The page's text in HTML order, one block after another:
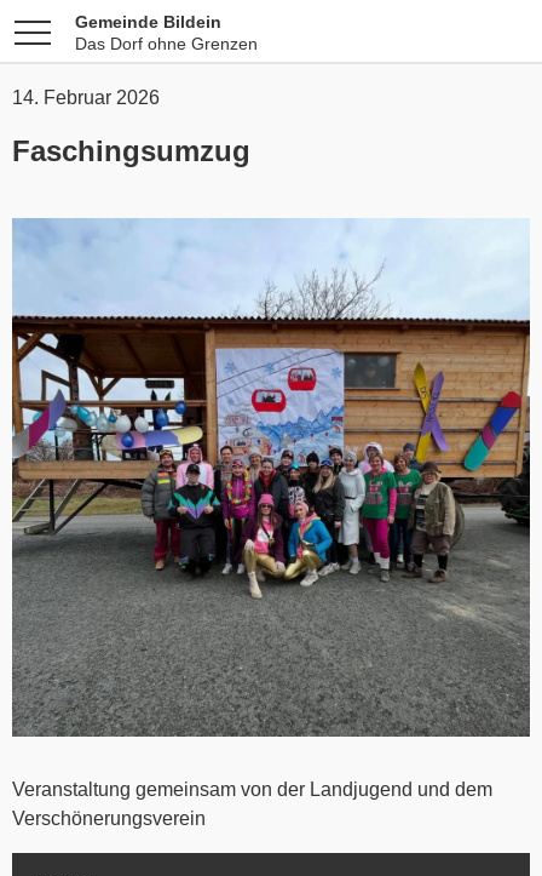
Gemeinde Bildein
Das Dorf ohne Grenzen
14. Februar 2026
Faschingsumzug
Veranstaltung gemeinsam von der Landjugend und dem
Verschönerungsverein